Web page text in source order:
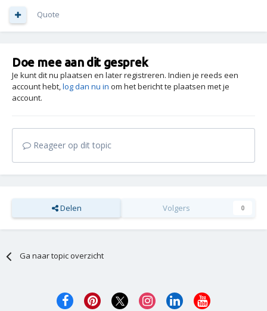
Quote
Doe mee aan dit gesprek
Je kunt dit nu plaatsen en later registreren. Indien je reeds een
account hebt,log dan nu in om het bericht te plaatsen met je
account.
Reageer op dit topic
Delen Volgers 0
Ga naar topic overzicht